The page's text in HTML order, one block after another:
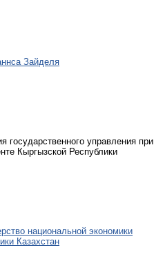
Зайделя
государственного управления при
Кыргызской Республики
национальной экономики
Казахстан